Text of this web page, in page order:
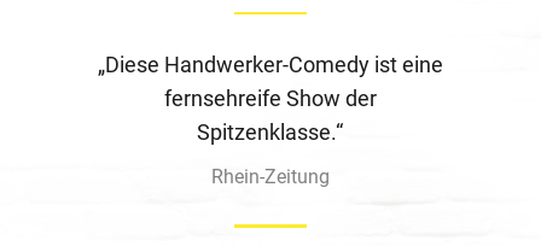
„Diese Handwerker-Comedy ist eine
fernsehreife Show der
Spitzenklasse.“
Rhein-Zeitung